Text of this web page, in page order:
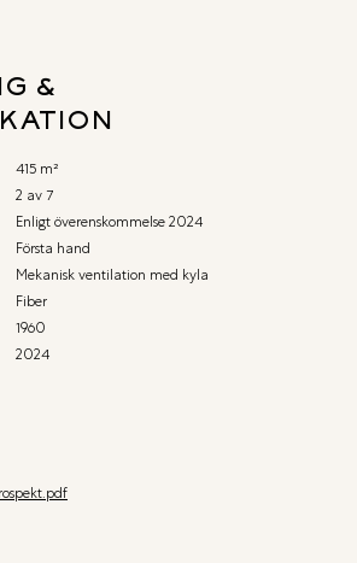
&
415 m²
2 av 7
Enligt överenskommelse 2024
Första hand
Mekanisk ventilation med kyla
Fiber
1960
2024